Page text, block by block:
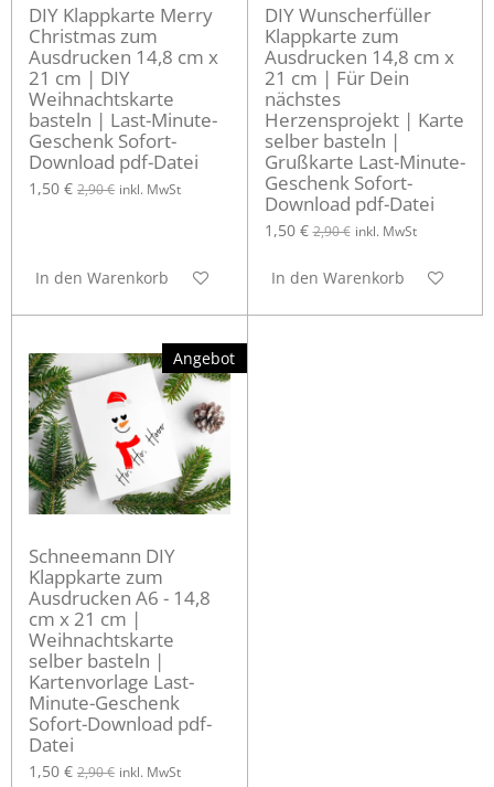
DIY Klappkarte Merry
Christmas zum
Ausdrucken 14,8 cm x
21 cm | DIY
Weihnachtskarte
basteln | Last-Minute-
Geschenk Sofort-
Download pdf-Datei
1,50 € 2,90 € inkl. MwSt
In den Warenkorb
DIY Wunscherfüller
Klappkarte zum
Ausdrucken 14,8 cm x
21 cm | Für Dein
nächstes
Herzensprojekt | Karte
selber basteln |
Grußkarte Last-Minute-
Geschenk Sofort-
Download pdf-Datei
1,50 € 2,90 € inkl. MwSt
In den Warenkorb
Angebot
Schneemann DIY
Klappkarte zum
Ausdrucken A6 - 14,8
cm x 21 cm |
Weihnachtskarte
selber basteln |
Kartenvorlage Last-
Minute-Geschenk
Sofort-Download pdf-
Datei
1,50 € 2,90 € inkl. MwSt